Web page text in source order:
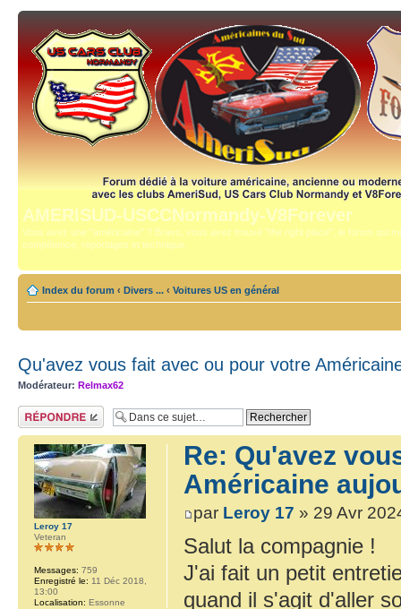
AMERISUD-USCCNormandy-V8Forever
Vous avez une "américaine" ? Bravo, vous avez trouvé "the right place", le forum qui
compétence, reportages et technique.
Index du forum ‹ Divers ... ‹ Voitures US en général
Qu'avez vous fait avec ou pour votre
Modérateur: Relmax62
Répondre
Re: Qu'avez
Américaine
par Leroy 17 » 29 Avr
Salut la compagnie !
J'ai fait un petit
quand il s'agit d'aller
Leroy 17
Veteran
Messages: 759
Enregistré le: 11 Déc 2018,
13:00
Localisation: Essonne